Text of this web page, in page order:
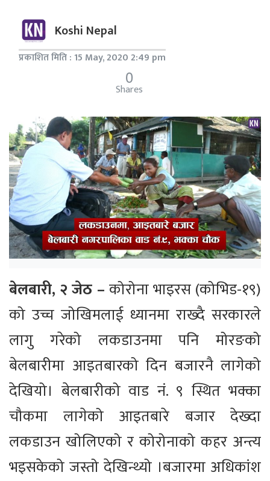
Koshi Nepal
प्रकाशित मिति : 15 May, 2020 2:49 pm
0
Shares
बेलबारी, २ जेठ –कोरोना भाइरस (कोभिड-१९)
को उच्च जोखिमलाई ध्यानमा राख्दै सरकारले
लागु गरेको लकडाउनमा पनि मोरङको
बेलबारीमा आइतबारको दिन बजारनै लागेको
देखियो। बेलबारीको वाड नं. ९ स्थित भक्का
चौकमा लागेको आइतबारे बजार देख्दा
लकडाउन खोलिएको र कोरोनाको कहर अन्त्य
भइसकेको जस्तो देखिन्थ्यो ।बजारमा अधिकांश